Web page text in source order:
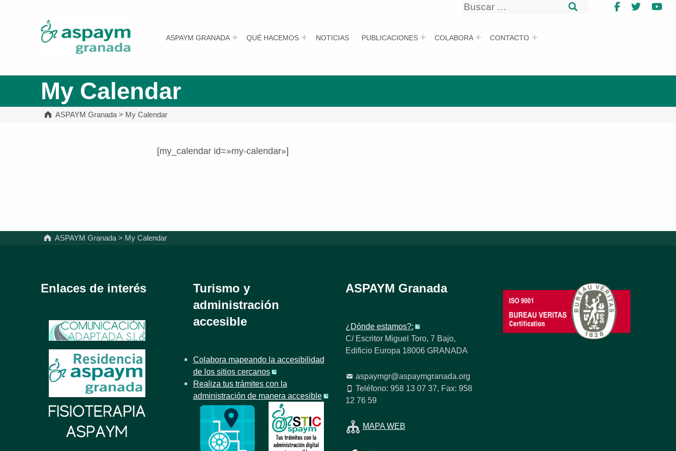
ASPAYM GRANADA QUÉ HACEMOS NOTICIAS PUBLICACIONES COLABORA CONTACTO
Buscar
Facebook
Twitter
My Calendar
ASPAYM Granada > My Calendar
[my_calendar id=»my-calendar»]
Volver a la navegación principal
ASPAYM Granada> My Calendar
Enlaces de interés
Turismo y
administración
accesible
Colabora mapeando la accesibilidad
de los sitios cercanos
Realiza tus trámites con la
administración de manera accesible
ASPAYM Granada
¿Dónde estamos?:
C/ Escritor Miguel Toro, 7 Bajo,
Edificio Europa 18006 GRANADA
aspaymgr@aspaymgranada.org
Teléfono: 958 13 07 37, Fax: 958
12 76 59
MAPA WEB